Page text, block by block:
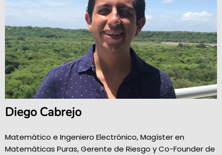
Diego Cabrejo
Matemático e Ingeniero Electrónico, Magíster en
Matemáticas Puras, Gerente de Riesgo y Co-Founder de